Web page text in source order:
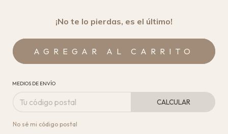
¡No te lo pierdas, es el último!
MEDIOS DE ENVÍO
CALCULAR
No sé mi código postal